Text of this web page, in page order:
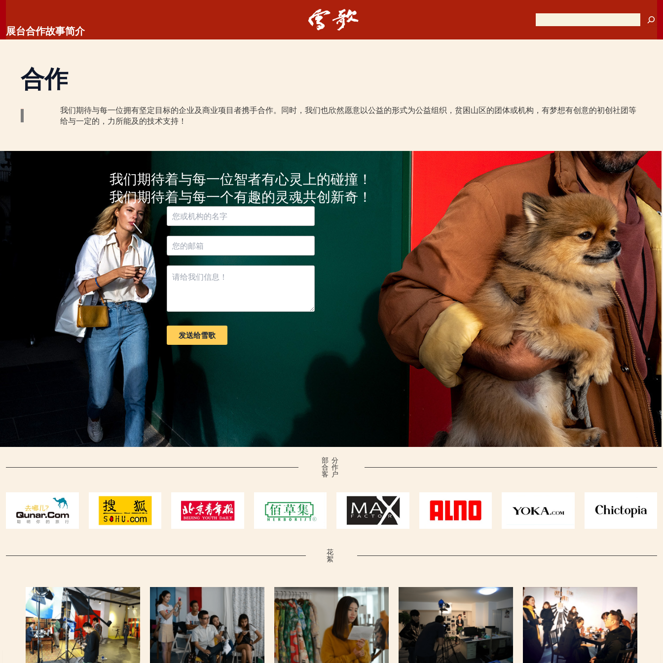
内展台合作故事简介
合作
我们期待与每一位拥有坚定目标的企业及商业项目者携手合作。同时，我们也欣然愿意以公益的形式为公益组织，贫困山区的团体或机构，有梦想有创意的初创社团等
给与一定的，力所能及的技术支持！
我们期待着与每一位智者有心灵上的碰撞！
我们期待着与每一个有趣的灵魂共创新奇！
发送给雪歌
部分
合作
客户
花
絮